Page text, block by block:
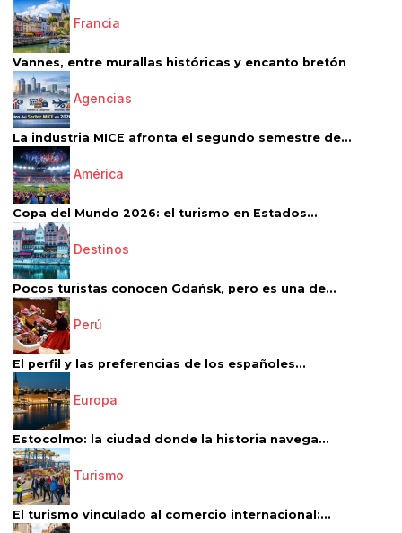
Francia
Vannes, entre murallas históricas y encanto bretón
Agencias
La industria MICE afronta el segundo semestre de...
América
Copa del Mundo 2026: el turismo en Estados...
Destinos
Pocos turistas conocen Gdańsk, pero es una de...
Perú
El perfil y las preferencias de los españoles...
Europa
Estocolmo: la ciudad donde la historia navega...
Turismo
El turismo vinculado al comercio internacional:...